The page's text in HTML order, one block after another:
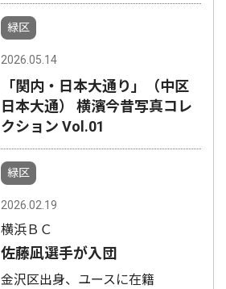
緑区
2026.05.14
「関内・日本大通り」（中区
日本大通） 横濱今昔写真コレ
クション Vol.01
緑区
2026.02.19
横浜ＢＣ
佐藤凪選手が入団
金沢区出身、ユースに在籍